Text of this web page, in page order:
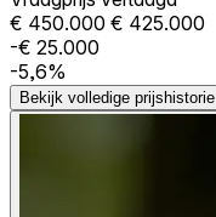
€ 450.000 € 425.000
-€ 25.000
-5,6%
Bekijk volledige prijshistorie